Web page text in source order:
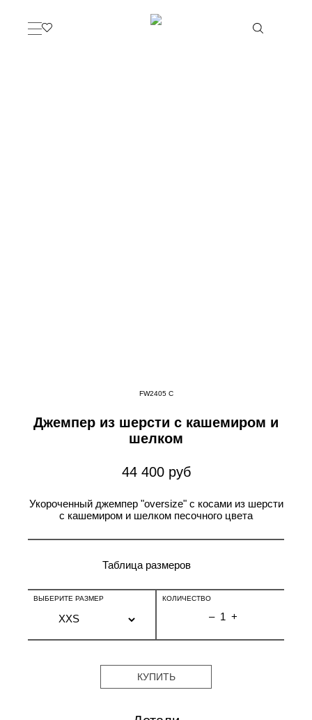
FW2405 C
Джемпер из шерсти с кашемиром и
шелком
44 400 руб
Укороченный джемпер "oversize" с косами из шерсти
с кашемиром и шелком песочного цвета
Таблица размеров
ВЫБЕРИТЕ РАЗМЕР КОЛИЧЕСТВО
– 1 +
КУПИТЬ